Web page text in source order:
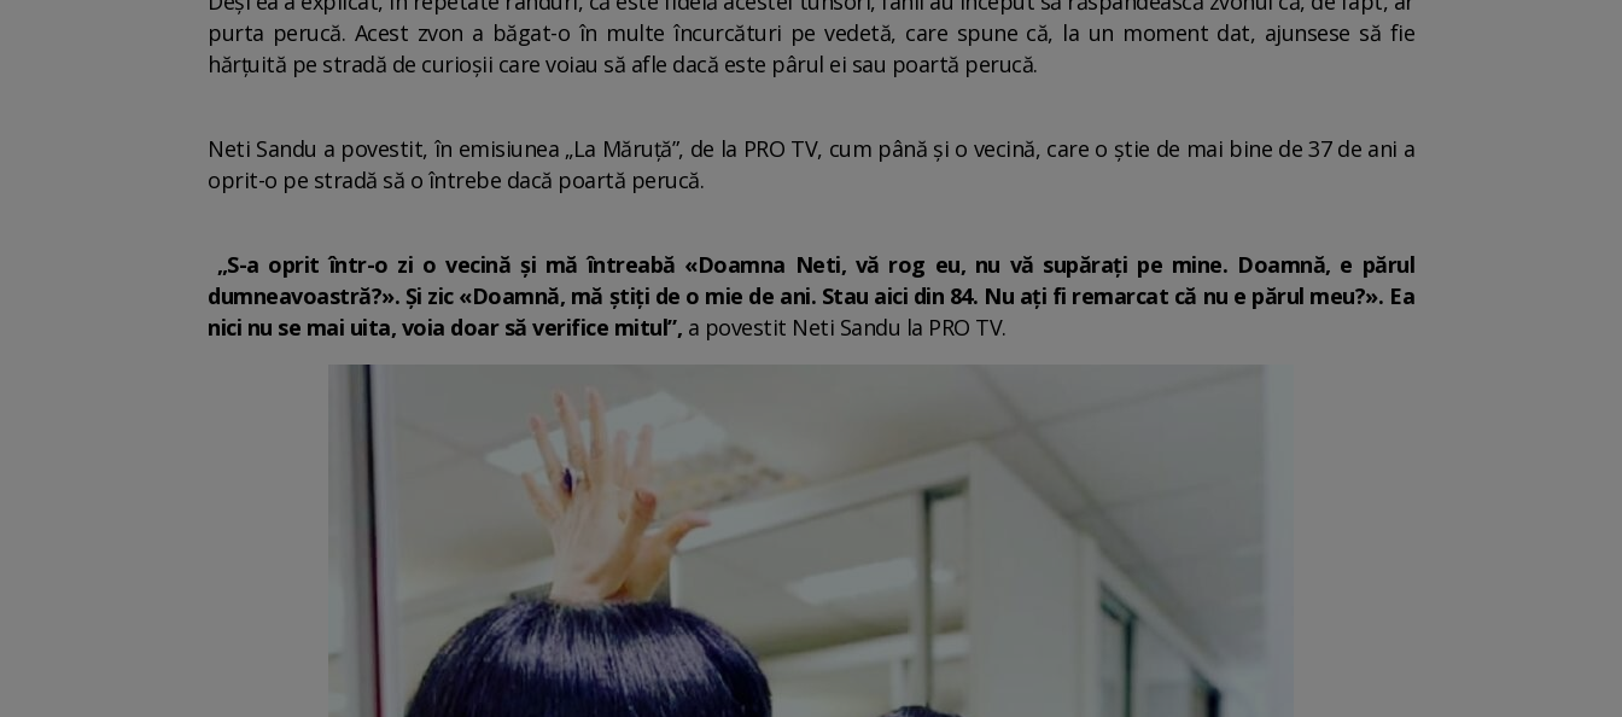
purta perucă. Acest zvon a băgat-o în multe încurcături pe vedetă, care spune că, la un moment dat, ajunsese să fie
hărțuită pe stradă de curioșii care voiau să afle dacă este pârul ei sau poartă perucă.
Neti Sandu a povestit, în emisiunea „La Măruță”, de la PRO TV, cum până și o vecină, care o știe de mai bine de 37 de ani a
oprit-o pe stradă să o întrebe dacă poartă perucă.
„S-a oprit într-o zi o vecină și mă întreabă «Doamna Neti, vă rog eu, nu vă supărați pe mine. Doamnă, e părul
dumneavoastră?». Și zic «Doamnă, mă știți de o mie de ani. Stau aici din 84. Nu ați fi remarcat că nu e părul meu?». Ea
nici nu se mai uita, voia doar să verifice mitul”, a povestit Neti Sandu la PRO TV.